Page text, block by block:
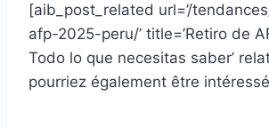
[aib_post_related url=’/
afp-2025-peru/’ title=’Retiro de
Todo lo que necesitas saber’
pourriez également être intéressé